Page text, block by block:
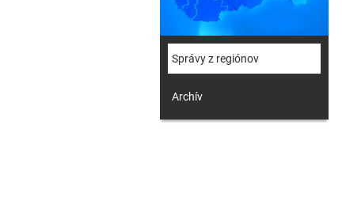
Správy z regiónov
Archív